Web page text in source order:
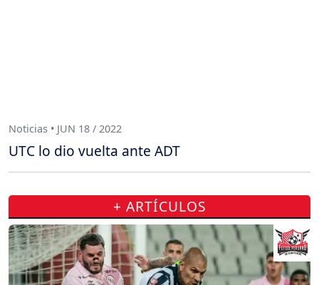
Noticias • JUN 18 / 2022
UTC lo dio vuelta ante ADT
+ ARTÍCULOS